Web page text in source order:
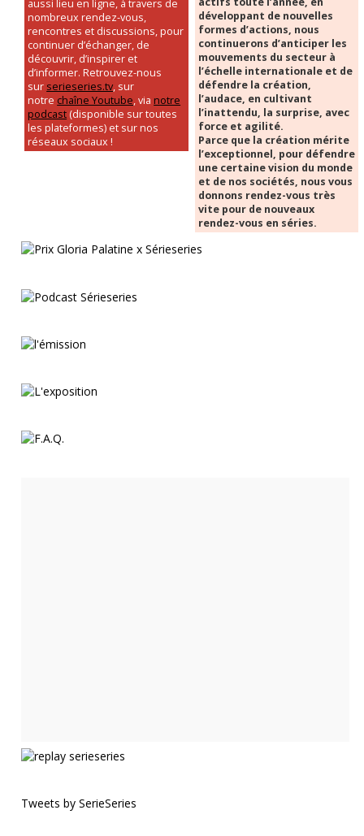
aussi lieu en ligne, à travers de
nombreux rendez-vous,
rencontres et discussions, pour
continuer d’échanger, de
découvrir, d’inspirer et
d’informer. Retrouvez-nous
sur serieseries.tv, sur
notre chaîne Youtube, vianotre
podcast (disponible sur toutes
les plateformes) et sur nos
réseaux sociaux !
développant de nouvelles
formes d’actions, nous
continuerons d’anticiper les
mouvements du secteur à
l’échelle internationale et de
défendre la création,
l’audace, en cultivant
l’inattendu, la surprise, avec
force et agilité.
Parce que la création mérite
l’exceptionnel, pour défendre
une certaine vision du monde
et de nos sociétés, nous vous
donnons rendez-vous très
vite pour de nouveaux
rendez-vous en séries.
Tweets by SerieSeries